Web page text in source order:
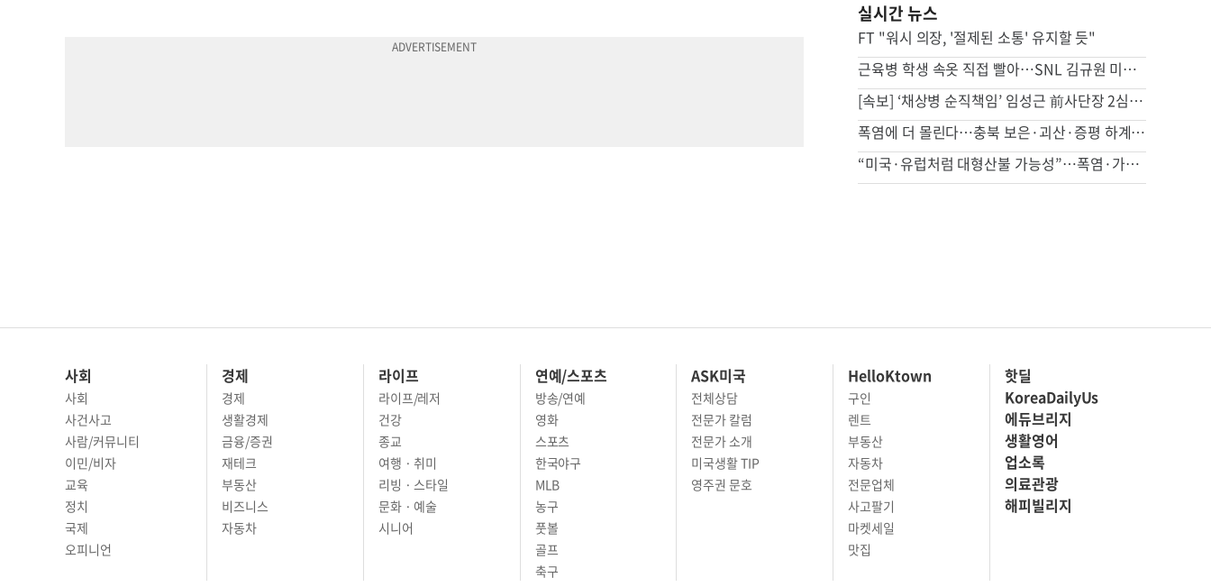
실시간 뉴스
FT "워시 의장, '절제된 소통' 유지할 듯"
근육병 학생 속옷 직접 빨아…SNL 김규원 미담 화제
[속보] ‘채상병 순직책임’ 임성근 前사단장 2심도 징역 3년
폭염에 더 몰린다…충북 보은·괴산·증평 하계훈련 선수단 북적
“미국·유럽처럼 대형산불 가능성”…폭염·가뭄에 산불까지 비상
사회
사회
사건사고
사람/커뮤니티
이민/비자
교육
정치
경제
경제
생활경제
금융/증권
재테크
부동산
라이프
라이프/레저
건강
종교
여행 · 취미
리빙 · 스타일
연예/스포츠
방송/연예
영화
스포츠
한국야구
MLB
농구
풋볼
ASK미국
전체상담
전문가 칼럼
전문가 소개
HelloKtown
구인
렌트
부동산
자동차
전문업체
사고팔기
핫딜
KoreaDailyUs
에듀브리지
생활영어
업소록